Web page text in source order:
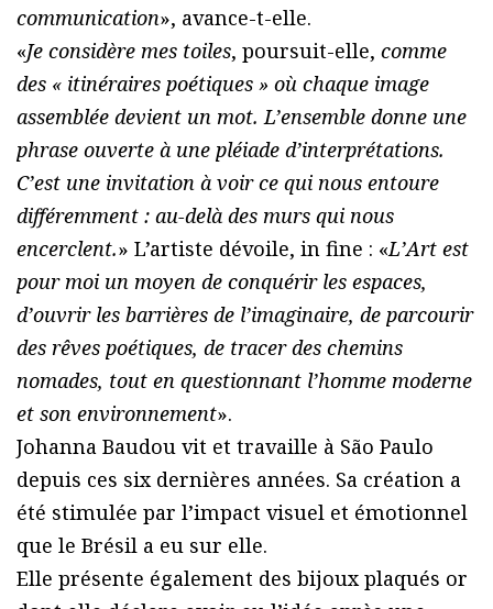
communication», avance-t-elle.
«Je considère mes toiles, poursuit-elle, comme
des « itinéraires poétiques » où chaque image
assemblée devient un mot. L’ensemble donne une
phrase ouverte à une pléiade d’interprétations.
C’est une invitation à voir ce qui nous entoure
différemment : au-delà des murs qui nous
encerclent.» L’artiste dévoile, in fine : «LʼArt est
pour moi un moyen de conquérir les espaces,
d’ouvrir les barrières de l’imaginaire, de parcourir
des rêves poétiques, de tracer des chemins
nomades, tout en questionnant lʼhomme moderne
et son environnement».
Johanna Baudou vit et travaille à São Paulo
depuis ces six dernières années. Sa création a
été stimulée par l’impact visuel et émotionnel
que le Brésil a eu sur elle.
Elle présente également des bijoux plaqués or